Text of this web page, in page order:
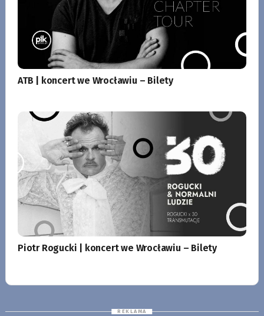
ATB | koncert we Wrocławiu – Bilety
Piotr Rogucki | koncert we Wrocławiu – Bilety